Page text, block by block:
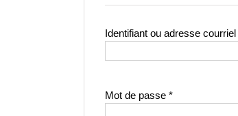
Identifiant ou adresse courriel
Mot de passe *Obligatoire